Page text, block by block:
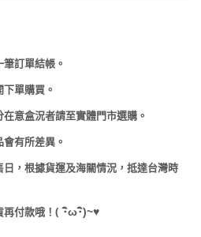
訂單結帳。
下單購買。
意盒況者請至實體門市選購。
有所差異。
，根據貨運及海關情況，抵達台灣時
付款哦！ (･ω･)~♥